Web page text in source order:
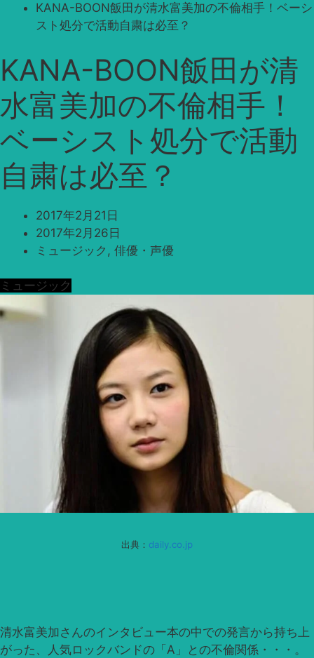
KANA-BOON飯田が清水富美加の不倫相手！ベーシ
スト処分で活動自粛は必至？
KANA-BOON飯田が清
水富美加の不倫相手！
ベーシスト処分で活動
自粛は必至？
2017年2月21日
2017年2月26日
ミュージック , 俳優・声優
ミュージック
出典： daily.co.jp
清水富美加さんのインタビュー本の中での発言から持ち上
がった、人気ロックバンドの「A」との不倫関係・・・。